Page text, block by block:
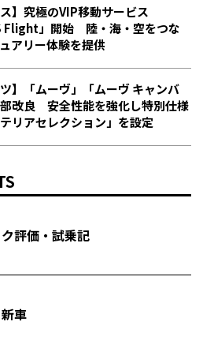
ス】究極のVIP移動サービス
Flight」開始 陸・海・空をつな
アリー体験を提供
ツ】「ムーヴ」「ムーヴ キャンバ
改良 安全性能を強化し特別仕様
リアセレクション」を設定
評価・試乗記
車